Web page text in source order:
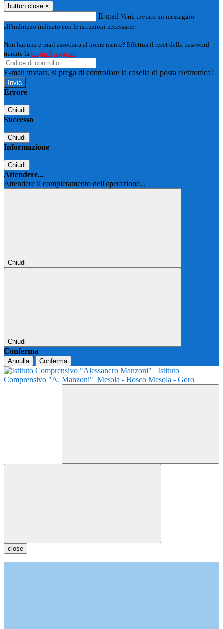
button close ×
E-mail Verrà inviato un messaggio
all'indirizzo indicato con le istruzioni necessarie.
Non hai una e-mail associata al nome utente? Effettua il reset della password
tramite la Login Spaggiari
E-mail inviata, si prega di controllare la casella di posta elettronica!
Errore
Chiudi
Successo
Chiudi
Informazione
Chiudi
Attendere...
Attendere il completamento dell'operazione...
Chiudi
Chiudi
Conferma
Annulla Conferma
Istituto
Comprensivo "A. Manzoni" Mesola - Bosco Mesola - Goro
close